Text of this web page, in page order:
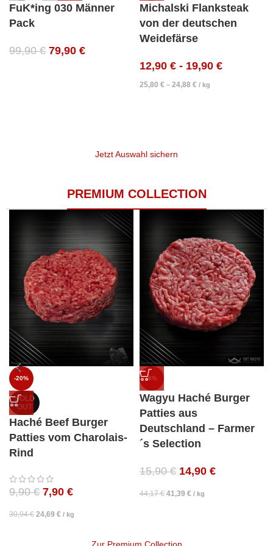
FuK*ing 030 Männer
Pack
99,90€ 79,90 €
Michalski Flanksteak
von der deutschen
Weidefärse
12,90 € - 19,90 €
25,80 € – 24,88 € / kg
Jetzt Auswahl sichern
PREMIUM COLLECTION
-20%
SOLD
OUT
Haché Beef Burger
Patties vom Charolais-
Rind
9,90€ 7,90 €
30,94€ 24,69 € / kg
-6%
Wagyu Haché Burger
Patties aus
Deutschland – Farmer
´s Selection
15,90€ 14,90 €
44,17€ 41,39 € / kg
Zur Premium Collection